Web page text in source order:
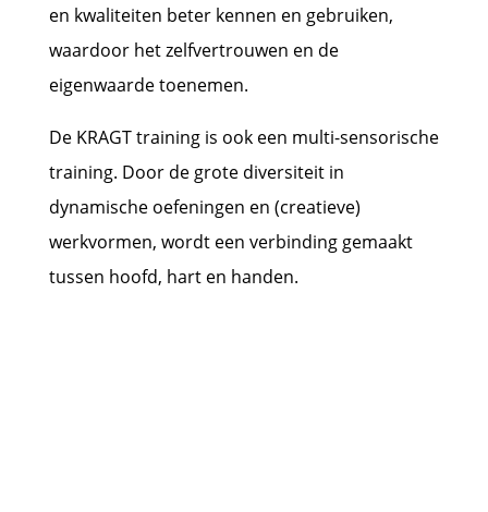
en kwaliteiten beter kennen en gebruiken,
waardoor het zelfvertrouwen en de
eigenwaarde toenemen.
De KRAGT training is ook een multi-sensorische
training. Door de grote diversiteit in
dynamische oefeningen en (creatieve)
werkvormen, wordt een verbinding gemaakt
tussen hoofd, hart en handen.